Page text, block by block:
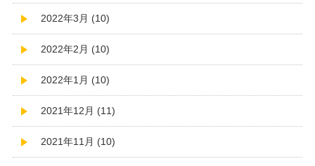
2022年3月 (10)
2022年2月 (10)
2022年1月 (10)
2021年12月 (11)
2021年11月 (10)